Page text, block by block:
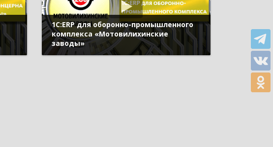
1С:ERP для оборонно-промышленного
комплекса «Мотовилихинские
заводы»